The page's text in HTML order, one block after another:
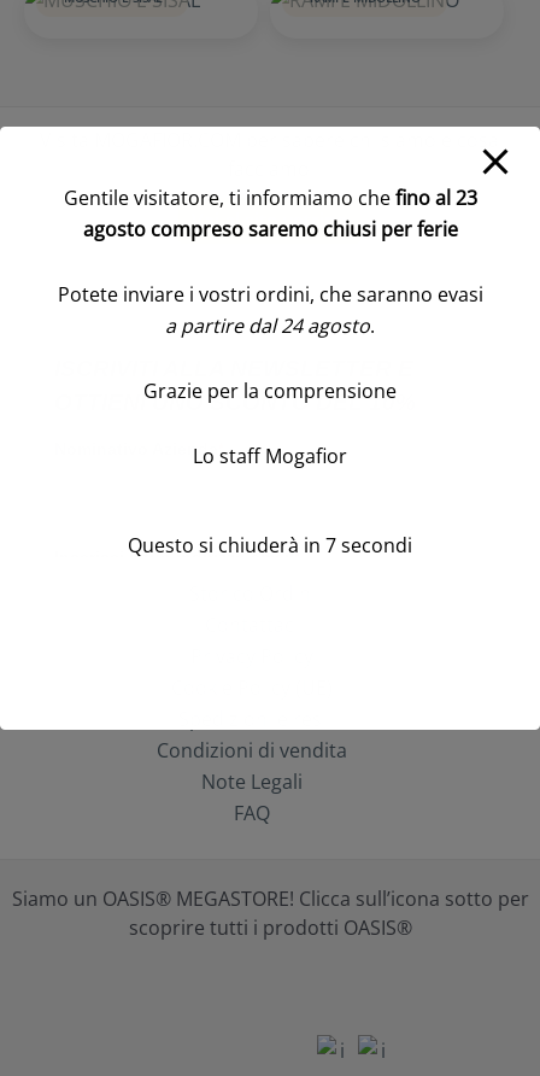
Vai al sito vetrina
Condizioni di vendita
Note Legali
FAQ
Siamo un OASIS® MEGASTORE! Clicca sull’icona sotto per
scoprire tutti i prodotti OASIS®
Gentile visitatore, ti informiamo chefino al 23
agosto compreso saremo chiusi per ferie
Potete inviare i vostri ordini, che saranno evasi
a partire dal 24 agosto.
Grazie per la comprensione
Lo staff Mogafior
Questo si chiuderà in 7secondi